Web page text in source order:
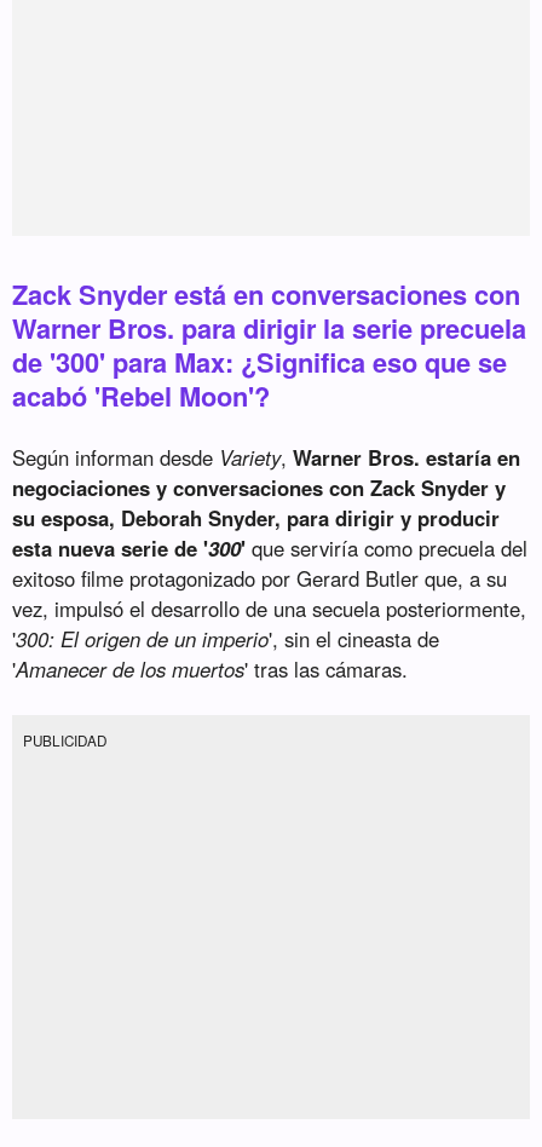
Zack Snyder está en conversaciones con
Warner Bros. para dirigir la serie precuela
de '300' para Max: ¿Significa eso que se
acabó 'Rebel Moon'?
Según informan desde Variety,Warner Bros. estaría en
negociaciones y conversaciones con Zack Snyder y
su esposa, Deborah Snyder, para dirigir y producir
esta nueva serie de '300' que serviría como precuela del
exitoso filme protagonizado por Gerard Butler que, a su
vez, impulsó el desarrollo de una secuela posteriormente,
'300: El origen de un imperio', sin el cineasta de
'Amanecer de los muertos' tras las cámaras.
PUBLICIDAD